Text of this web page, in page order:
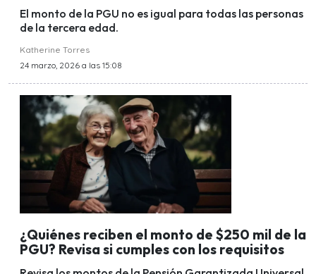
El monto de la PGU no es igual para todas las personas
de la tercera edad.
Katherine Torres
24 marzo, 2026 a las 15:08
¿Quiénes reciben el monto de $250 mil de la
PGU? Revisa si cumples con los requisitos